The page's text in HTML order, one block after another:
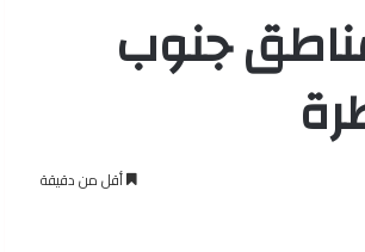
جنوب
أقل من دقيقة